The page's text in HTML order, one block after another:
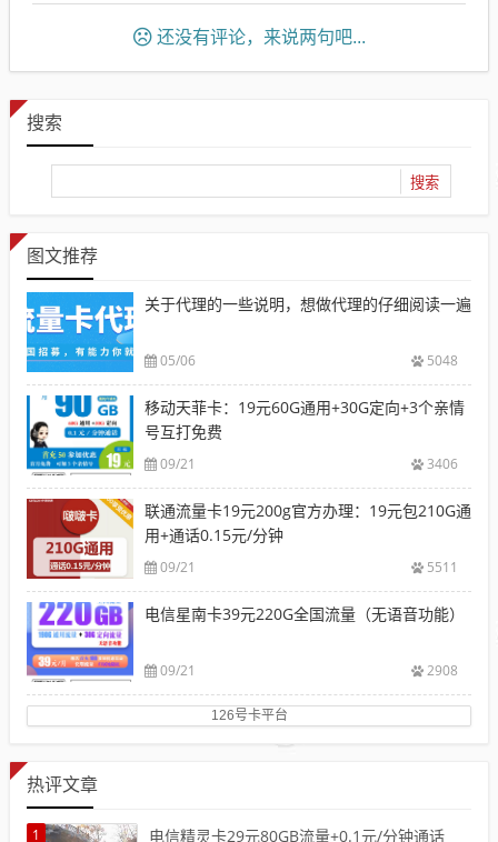
还没有评论，来说两句吧...
搜索
图文推荐
关于代理的一些说明，想做代理的仔细阅读一遍
05/06 5048
移动天菲卡：19元60G通用+30G定向+3个亲情
号互打免费
09/21 3406
联通流量卡19元200g官方办理：19元包210G通
用+通话0.15元/分钟
09/21 5511
电信星南卡39元220G全国流量（无语音功能）
09/21 2908
126号卡平台
热评文章
1 电信精灵卡29元80GB流量+0.1元/分钟通话